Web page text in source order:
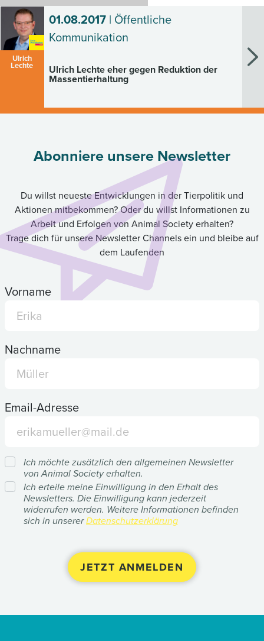
Ulrich
Lechte
01.08.2017| Öffentliche
Kommunikation
Ulrich Lechte eher gegen Reduktion der
Massentierhaltung
Abonniere unsere Newsletter
Du willst neueste Entwicklungen in der Tierpolitik und
Aktionen mitbekommen? Oder du willst Informationen zu
Arbeit und Erfolgen von Animal Society erhalten?
Trage dich für unsere Newsletter Channels ein und bleibe auf
dem Laufenden
Vorname
Nachname
Email-Adresse
Ich möchte zusätzlich den allgemeinen Newsletter
von Animal Society erhalten.
Ich erteile meine Einwilligung in den Erhalt des
Newsletters. Die Einwilligung kann jederzeit
widerrufen werden. Weitere Informationen befinden
sich in unsererDatenschutzerklärung